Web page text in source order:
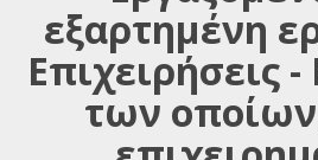
εξαρτημένη
Επιχειρήσεις
των